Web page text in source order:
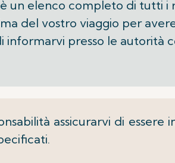
un elenco completo di tutti i
del vostro viaggio per
informarvi presso le
assicurarvi di